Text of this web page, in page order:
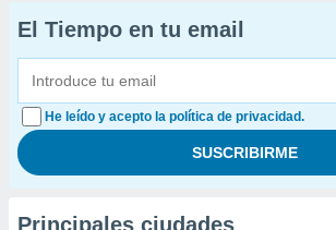
El Tiempo en tu email
He leído y acepto la política de privacidad.
Principales ciudades